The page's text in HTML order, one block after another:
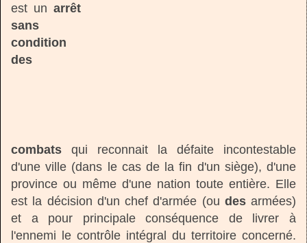
est un arrêt
sans
condition
des
combats qui reconnait la défaite incontestable
d'une ville (dans le cas de la fin d'un siège), d'une
province ou même d'une nation toute entière. Elle
est la décision d'un chef d'armée (ou desarmées)
et a pour principale conséquence de livrer à
l'ennemi le contrôle intégral du territoire concerné.